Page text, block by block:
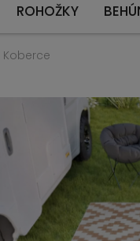
ROHOŽKY
Koberce